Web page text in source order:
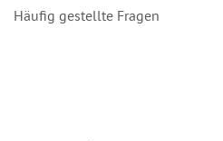
Häufig gestellte Fragen